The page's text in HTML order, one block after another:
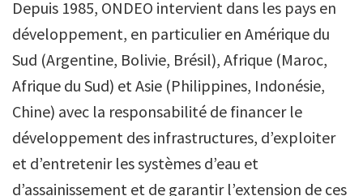
Depuis 1985, ONDEO intervient dans les pays en
développement, en particulier en Amérique du
Sud (Argentine, Bolivie, Brésil), Afrique (Maroc,
Afrique du Sud) et Asie (Philippines, Indonésie,
Chine) avec la responsabilité de financer le
développement des infrastructures, d’exploiter
et d’entretenir les systèmes d’eau et
d’assainissement et de garantir l’extension de ces